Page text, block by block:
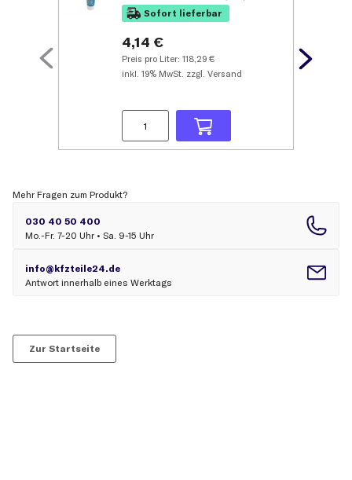
Sofort lieferbar
4,14 €
Preis pro Liter: 118,29 €
inkl. 19% MwSt. zzgl. Versand
Mehr Fragen zum Produkt?
Zur Startseite